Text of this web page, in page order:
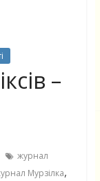
–
журнал
Мурзілка,